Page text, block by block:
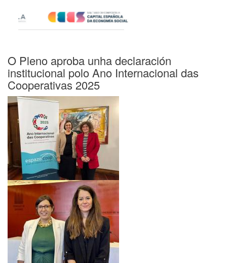
O Pleno aproba unha declaración
institucional polo Ano Internacional das
Cooperativas 2025